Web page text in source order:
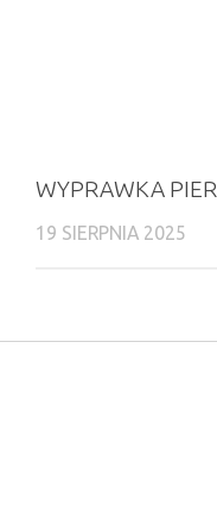
WYPRAWKA
19 SIERPNIA 2025